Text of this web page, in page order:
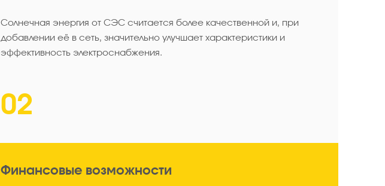
Солнечная энергия от СЭС считается более качественной и, при
добавлении её в сеть, значительно улучшает характеристики и
эффективность электроснабжения.
02
Финансовые возможности